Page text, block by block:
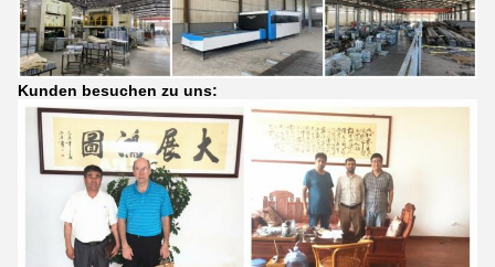
Kunden besuchen zu uns: